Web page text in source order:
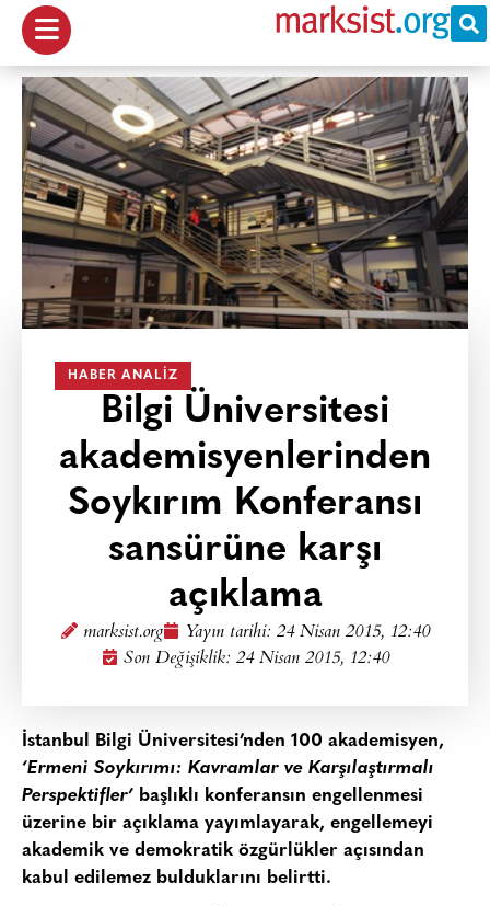
HABER ANALIZ
Bilgi Üniversitesi
akademisyenlerinden
Soykırım Konferansı
sansürüne karşı
açıklama
marksist.org Yayın tarihi: 24 Nisan 2015, 12:40
Son Değişiklik: 24 Nisan 2015, 12:40
İstanbul Bilgi Üniversitesi’nden 100 akademisyen,
‘Ermeni Soykırımı: Kavramlar ve Karşılaştırmalı
Perspektifler’ başlıklı konferansın engellenmesi
üzerine bir açıklama yayımlayarak, engellemeyi
akademik ve demokratik özgürlükler açısından
kabul edilemez bulduklarını belirtti.